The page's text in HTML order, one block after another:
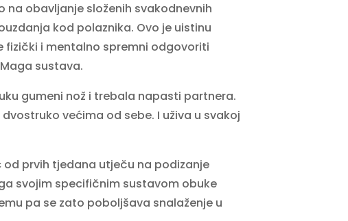
obavljanje složenih svakodnevnih
kod polaznika. Ovo je uistinu
fizički i mentalno spremni odgovoriti
sustava.
gumeni nož i trebala napasti partnera.
većima od sebe. I uživa u svakoj
prvih tjedana utječu na podizanje
svojim specifičnim sustavom obuke
pa se zato poboljšava snalaženje u